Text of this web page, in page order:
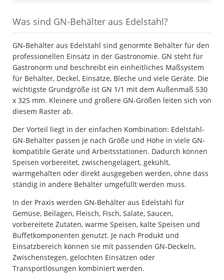
Was sind GN-Behälter aus Edelstahl?
GN-Behälter aus Edelstahl sind genormte Behälter für den
professionellen Einsatz in der Gastronomie. GN steht für
Gastronorm und beschreibt ein einheitliches Maßsystem
für Behälter, Deckel, Einsätze, Bleche und viele Geräte. Die
wichtigste Grundgröße ist GN 1/1 mit dem Außenmaß 530
x 325 mm. Kleinere und größere GN-Größen leiten sich von
diesem Raster ab.
Der Vorteil liegt in der einfachen Kombination: Edelstahl-
GN-Behälter passen je nach Größe und Höhe in viele GN-
kompatible Geräte und Arbeitsstationen. Dadurch können
Speisen vorbereitet, zwischengelagert, gekühlt,
warmgehalten oder direkt ausgegeben werden, ohne dass
ständig in andere Behälter umgefüllt werden muss.
In der Praxis werden GN-Behälter aus Edelstahl für
Gemüse, Beilagen, Fleisch, Fisch, Salate, Saucen,
vorbereitete Zutaten, warme Speisen, kalte Speisen und
Buffetkomponenten genutzt. Je nach Produkt und
Einsatzbereich können sie mit passenden GN-Deckeln,
Zwischenstegen, gelochten Einsätzen oder
Transportlösungen kombiniert werden.